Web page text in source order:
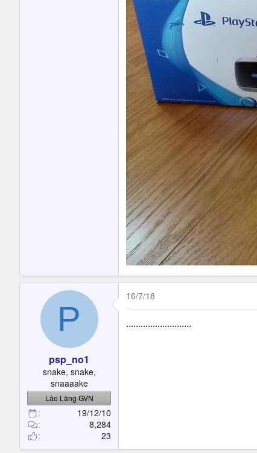
P
psp_no1
snake, snake,
snaaaake
Lão Làng GVN
19/12/10
8,284
23
16/7/18
...........................